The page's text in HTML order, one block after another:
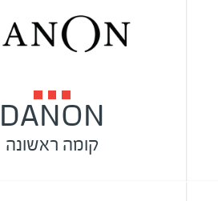
DANON
קומה ראשונה